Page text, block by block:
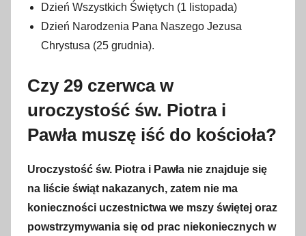
Dzień Wszystkich Świętych (1 listopada)
Dzień Narodzenia Pana Naszego Jezusa
Chrystusa (25 grudnia).
Czy 29 czerwca w
uroczystość św. Piotra i
Pawła muszę iść do kościoła?
Uroczystość św. Piotra i Pawła nie znajduje się
na liście świąt nakazanych, zatem nie ma
konieczności uczestnictwa we mszy świętej oraz
powstrzymywania się od prac niekoniecznych w